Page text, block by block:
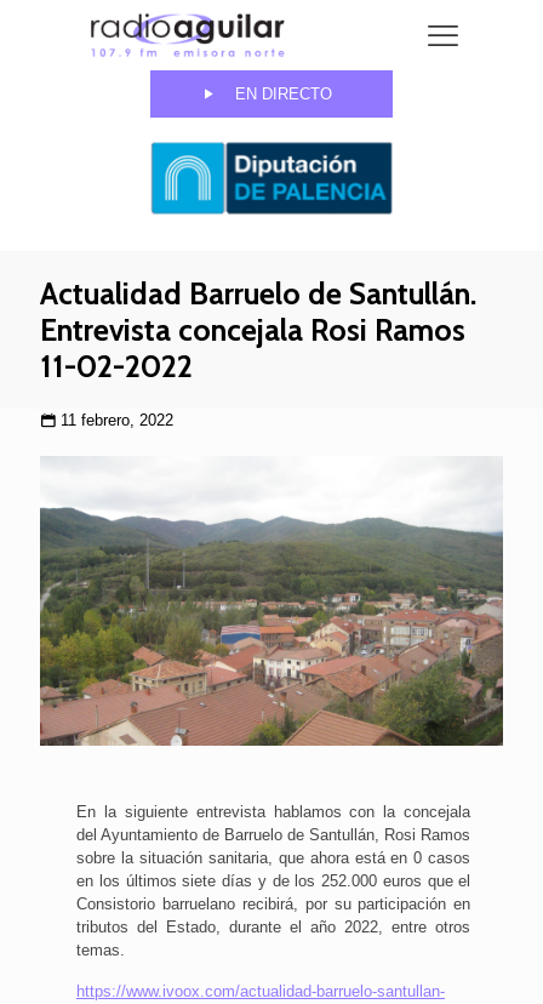
EN DIRECTO
Actualidad Barruelo de Santullán.
Entrevista concejala Rosi Ramos
11-02-2022
11 febrero, 2022
En la siguiente entrevista hablamos con la concejala
del Ayuntamiento de Barruelo de Santullán, Rosi Ramos
sobre la situación sanitaria, que ahora está en 0 casos
en los últimos siete días y de los 252.000 euros que el
Consistorio barruelano recibirá, por su participación en
tributos del Estado, durante el año 2022, entre otros
temas.
https://www.ivoox.com/actualidad-barruelo-santullan-